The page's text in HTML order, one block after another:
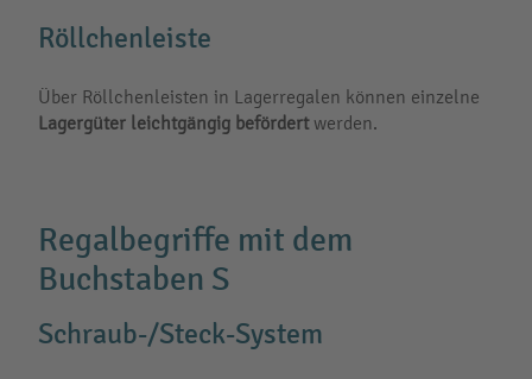
Röllchenleiste
Über Röllchenleisten in Lagerregalen können einzelne
Lagergüter leichtgängig befördertwerden.
Regalbegriffe mit dem
Buchstaben S
Schraub-/Steck-System